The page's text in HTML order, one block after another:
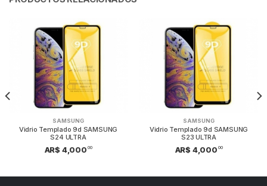
SAMSUNG
Vidrio Templado 9d SAMSUNG
S24 ULTRA
AR$ 4,000 00
SAMSUNG
Vidrio Templado 9d SAMSUNG
S23 ULTRA
AR$ 4,000 00